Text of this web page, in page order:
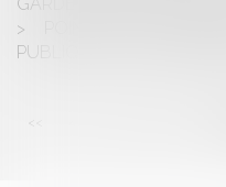
POINT SUR LES
PUBLIQUES « HORS